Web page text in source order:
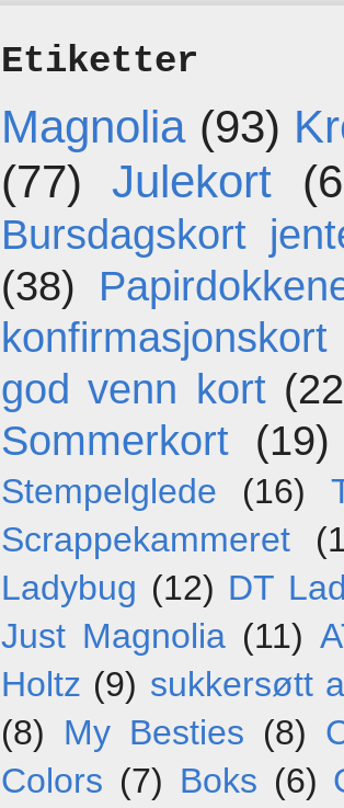
Etiketter
Magnolia (93)
(77)
Julekort
Bursdagskort
(38)
konfirmasjonskort
god venn kort
Sommerkort
(19)
Stempelglede (16)
Scrappekammeret
Ladybug (12) DT
Just Magnolia (11)
Holtz (9) sukkersøtt
(8) My Besties (8)
Colors (7) Boks (6)